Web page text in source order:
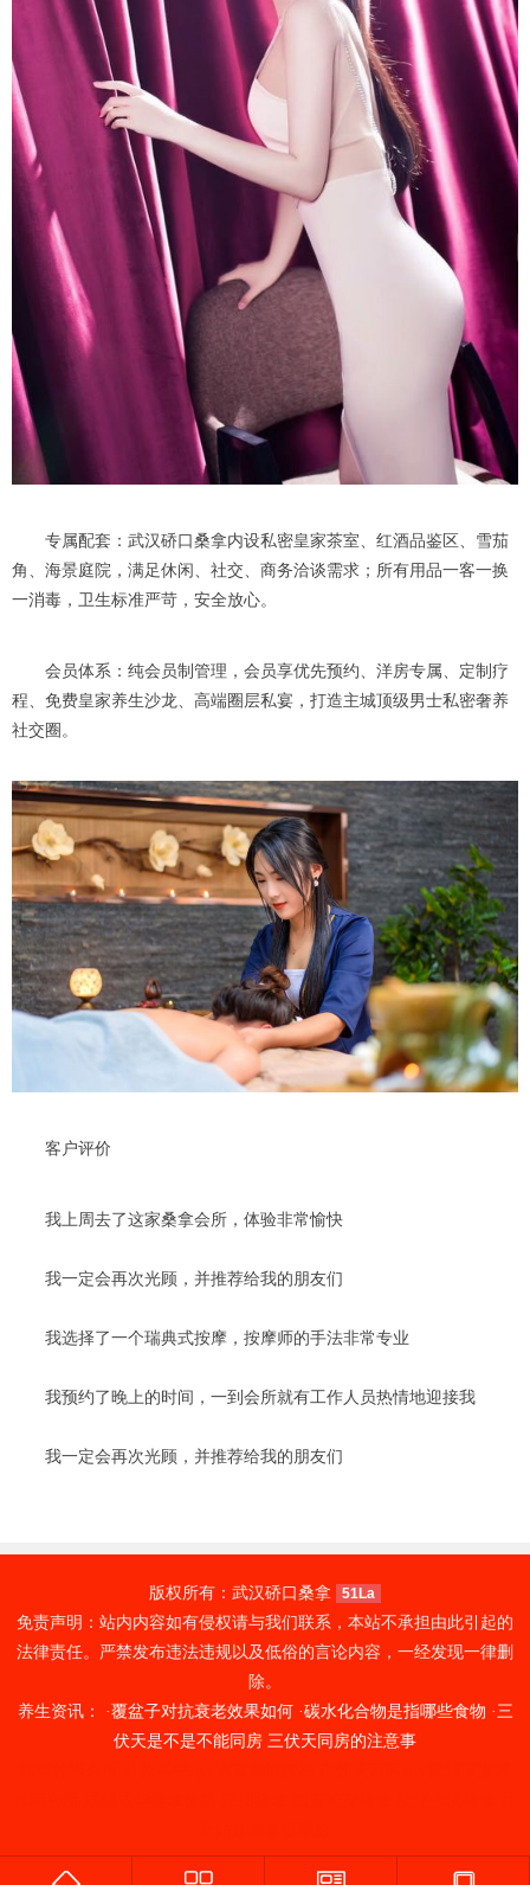
专属配套：武汉硚口桑拿内设私密皇家茶室、红酒品鉴区、雪茄
角、海景庭院，满足休闲、社交、商务洽谈需求；所有用品一客一换
一消毒，卫生标准严苛，安全放心。
会员体系：纯会员制管理，会员享优先预约、洋房专属、定制疗
程、免费皇家养生沙龙、高端圈层私宴，打造主城顶级男士私密奢养
社交圈。
客户评价
我上周去了这家桑拿会所，体验非常愉快
我一定会再次光顾，并推荐给我的朋友们
我选择了一个瑞典式按摩，按摩师的手法非常专业
我预约了晚上的时间，一到会所就有工作人员热情地迎接我
我一定会再次光顾，并推荐给我的朋友们
版权所有：武汉硚口桑拿 51La
免责声明：站内内容如有侵权请与我们联系，本站不承担由此引起的
法律责任。严禁发布违法违规以及低俗的言论内容，一经发现一律删
除。
养生资讯： ·覆盆子对抗衰老效果如何·碳水化合物是指哪些食物 ·三
伏天是不是不能同房 三伏天同房的注意事